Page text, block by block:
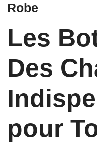
Robe
Les
Des
pour